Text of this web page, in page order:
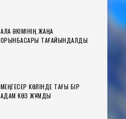
ҚАЛА ӘКІМІНІҢ ЖАҢА
ОРЫНБАСАРЫ ТАҒАЙЫНДАЛДЫ
МЕҢГЕСЕР КӨЛІНДЕ ТАҒЫ БІР
АДАМ КӨЗ ЖҰМДЫ